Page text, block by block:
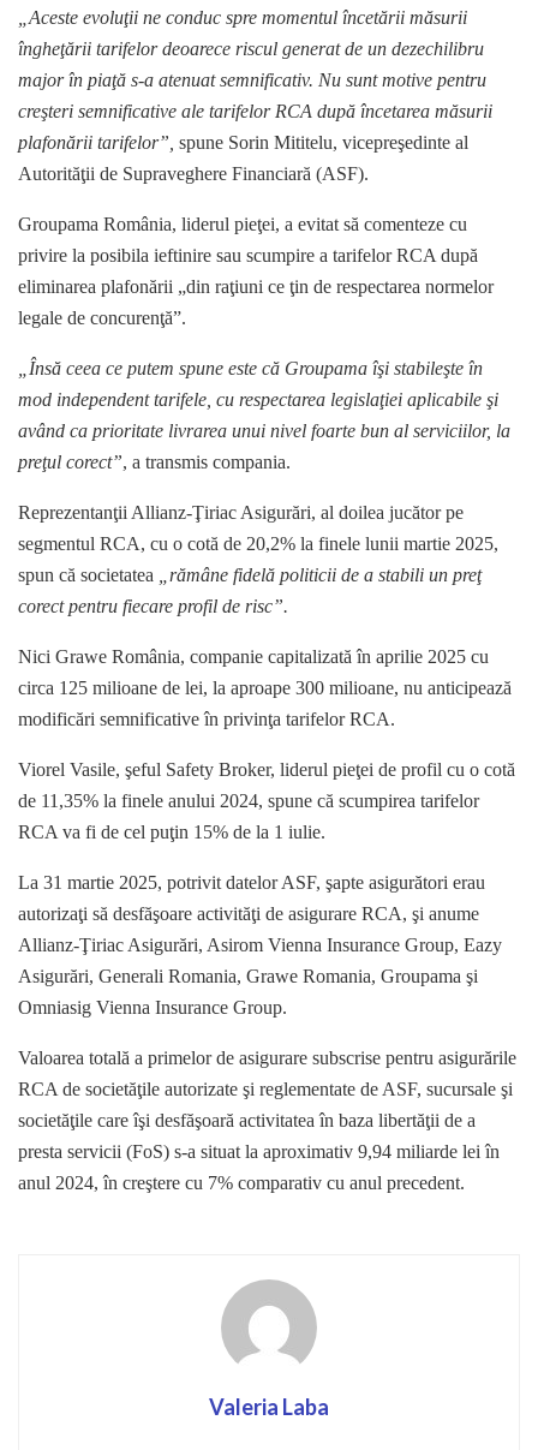
„Aceste evoluţii ne conduc spre momentul încetării măsurii
îngheţării tarifelor deoarece riscul generat de un dezechilibru
major în piaţă s-a atenuat semnificativ. Nu sunt motive pentru
creşteri semnificative ale tarifelor RCA după încetarea măsurii
plafonării tarifelor”, spune Sorin Mititelu, vicepreşedinte al
Autorităţii de Supraveghere Financiară (ASF).
Groupama România, liderul pieţei, a evitat să comenteze cu
privire la posibila ieftinire sau scumpire a tarifelor RCA după
eliminarea plafonării „din raţiuni ce ţin de respectarea normelor
legale de concurenţă”.
„Însă ceea ce putem spune este că Groupama îşi stabileşte în
mod independent tarifele, cu respectarea legislaţiei aplicabile şi
având ca prioritate livrarea unui nivel foarte bun al serviciilor, la
preţul corect”, a transmis compania.
Reprezentanţii Allianz-Ţiriac Asigurări, al doilea jucător pe
segmentul RCA, cu o cotă de 20,2% la finele lunii martie 2025,
spun că societatea
„rămâne fidelă politicii de a stabili un preţ
corect pentru fiecare profil de risc”.
Nici Grawe România, companie capitalizată în aprilie 2025 cu
circa 125 milioane de lei, la aproape 300 milioane, nu anticipează
modificări semnificative în privinţa tarifelor RCA.
Viorel Vasile, şeful Safety Broker, liderul pieţei de profil cu o cotă
de 11,35% la finele anului 2024, spune că scumpirea tarifelor
RCA va fi de cel puţin 15% de la 1 iulie.
La 31 martie 2025, potrivit datelor ASF, şapte asigurători erau
autorizaţi să desfăşoare activităţi de asigurare RCA, şi anume
Allianz-Ţiriac Asigurări, Asirom Vienna Insurance Group, Eazy
Asigurări, Generali Romania, Grawe Romania, Groupama şi
Omniasig Vienna Insurance Group.
Valoarea totală a primelor de asigurare subscrise pentru asigurările
RCA de societăţile autorizate şi reglementate de ASF, sucursale şi
societăţile care îşi desfăşoară activitatea în baza libertăţii de a
presta servicii (FoS) s-a situat la aproximativ 9,94 miliarde lei în
anul 2024, în creştere cu 7% comparativ cu anul precedent.
Valeria Laba